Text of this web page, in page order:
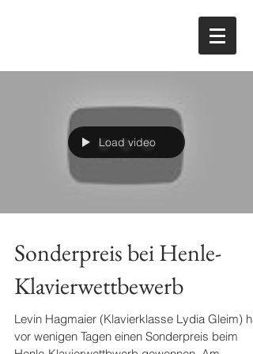
Load video
Sonderpreis bei Henle-
Klavierwettbewerb
Levin Hagmaier (Klavierklasse Lydia Gleim)
vor wenigen Tagen einen Sonderpreis beim